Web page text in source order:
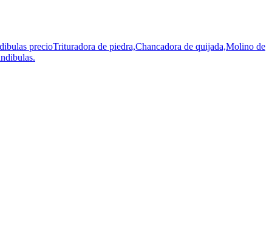
precioTrituradora de piedra,Chancadora de quijada,Molino de